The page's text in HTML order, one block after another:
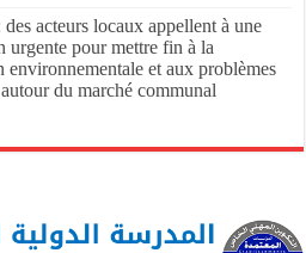
acteurs locaux appellent à une
urgente pour mettre fin à la
environnementale et aux problèmes
du marché communal